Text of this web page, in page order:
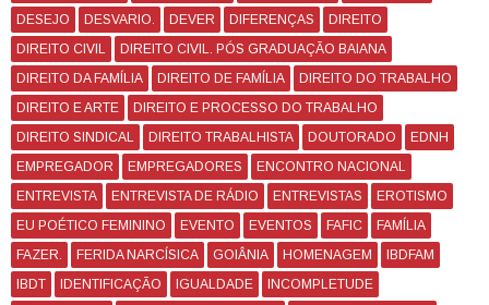
DESEJO
DESVARIO. DEVER DIFERENÇAS
DIREITO
DIREITO CIVIL
DIREITO CIVIL. PÓS GRADUAÇÃO BAIANA
DIREITO DA FAMÍLIA
DIREITO DE FAMÍLIA
DIREITO DO TRABALHO
DIREITO E ARTE
DIREITO E PROCESSO DO TRABALHO
DIREITO SINDICAL
DIREITO TRABALHISTA DOUTORADO
EDNH
EMPREGADOR
EMPREGADORES
ENCONTRO NACIONAL
ENTREVISTA
ENTREVISTA DE RÁDIO ENTREVISTAS
EROTISMO
EU POÉTICO FEMININO
EVENTO EVENTOS FAFIC
FAMÍLIA
FAZER.
FERIDA NARCÍSICA GOIÂNIA HOMENAGEM
IBDFAM
IBDT
IDENTIFICAÇÃO IGUALDADE
INCOMPLETUDE